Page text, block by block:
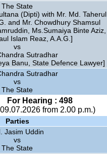
The State
(Dipti) with Mr. Md. Taherul
and Mr. Chowdhury Shamsul
Ms.Sumaiya Binte Aziz,
Islam Reaz, A.A.G.]
vs
Sutradhar
Banu, State Defence Lawyer]
Sutradhar
vs
The State
For Hearing : 498
from 2.00 p.m.)
Parties
Jasim Uddin
vs
The State